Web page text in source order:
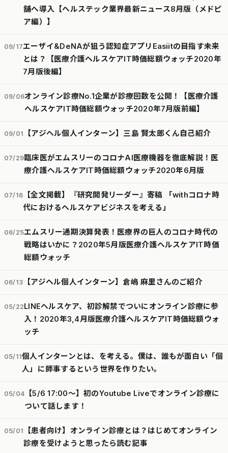
舗へ導入【ヘルステック業界最新ニュース8月版（メドピ
ア編）】
09/17エーザイ&DeNAが狙う認知症アプリEasiitの目指す未来
とは？【医療介護ヘルスケアIT時価総額ウォッチ2020年
7月版後編】
09/06オンライン診療No.1企業が診療回数を公開！【医療介護
ヘルスケアIT時価総額ウォッチ2020年7月版前編】
09/01 【アジヘル個人インターン】三島 賢太郎くん自己紹介
07/29臨床医がエムスリーのコロナAI医療機器を徹底解説！医
療介護ヘルスケアIT時価総額ウォッチ2020年6月版
07/16
【全文掲載】『研究開発リーダー』寄稿 「withコロナ時
代におけるヘルスケアビジネスを考える」
06/25エムスリー通期決算発表！医療界の巨人のコロナ時代の
戦略はいかに？2020年5月版医療介護ヘルスケアIT時価
総額ウォッチ
06/13 【アジヘル個人インターン】倉嶋 麻里さんのご紹介
05/22LINEヘルスケア、初診解禁でついにオンライン診療に参
入！2020年3,4月版医療介護ヘルスケアIT時価総額ウォ
ッチ
05/11個人インターンとは、を考える。僕は、誰もが面白い「個
人」に師事するという世界を作りたい。
05/04
【5/6 17:00〜】初のYoutube Liveでオンライン診療に
ついて話します！
05/01
【患者向け】オンライン診療とは？はじめてオンライン
診療を受けようと思ったら読む記事